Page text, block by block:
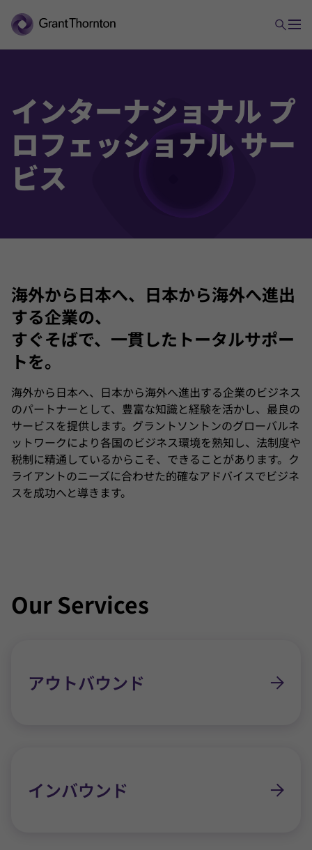
アドバイザリー
M&Aアドバイザリー
IT&オペレーションズ
IPO支援
会計アドバイザリー
フォレンジック＆サイバー
サステナビリティアドバイザリー
給与・人事労務
インターナショナル プ
ロフェッショナル サー
ビス
海外から日本へ、日本から海外へ進出
する企業の、
すぐそばで、一貫したトータルサポー
トを。
海外から日本へ、日本から海外へ進出する企業のビジネス
のパートナーとして、豊富な知識と経験を活かし、最良の
サービスを提供します。グラントソントンのグローバルネ
ットワークにより各国のビジネス環境を熟知し、法制度や
税制に精通しているからこそ、できることがあります。ク
ライアントのニーズに合わせた的確なアドバイスでビジネ
スを成功へと導きます。
Our Services
アウトバウンド
インバウンド